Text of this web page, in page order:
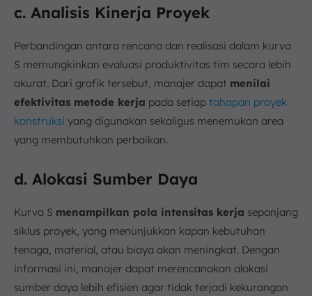
c. Analisis Kinerja Proyek
Perbandingan antara rencana dan realisasi dalam kurva
S memungkinkan evaluasi produktivitas tim secara lebih
akurat. Dari grafik tersebut, manajer dapat menilai
efektivitas metode kerja pada setiap tahapan proyek
konstruksi yang digunakan sekaligus menemukan area
yang membutuhkan perbaikan.
d. Alokasi Sumber Daya
Kurva S menampilkan pola intensitas kerja sepanjang
siklus proyek, yang menunjukkan kapan kebutuhan
tenaga, material, atau biaya akan meningkat. Dengan
informasi ini, manajer dapat merencanakan alokasi
sumber daya lebih efisien agar tidak terjadi kekurangan